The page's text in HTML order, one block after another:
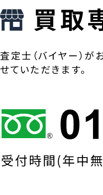
買取
査定士（バイヤー）
せていただきます。